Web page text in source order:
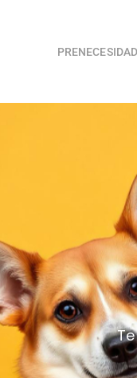
PRENECESIDAD